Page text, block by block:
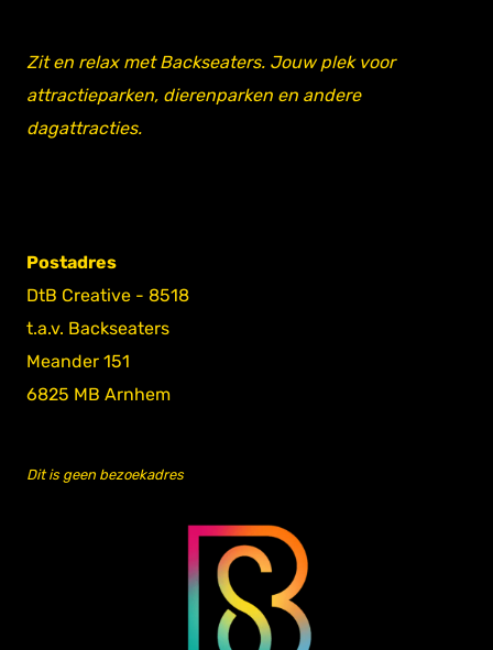
Zit en relax met Backseaters. Jouw plek voor
attractieparken, dierenparken en andere
dagattracties.
Postadres
DtB Creative - 8518
t.a.v. Backseaters
Meander 151
6825 MB Arnhem
Dit is geen bezoekadres